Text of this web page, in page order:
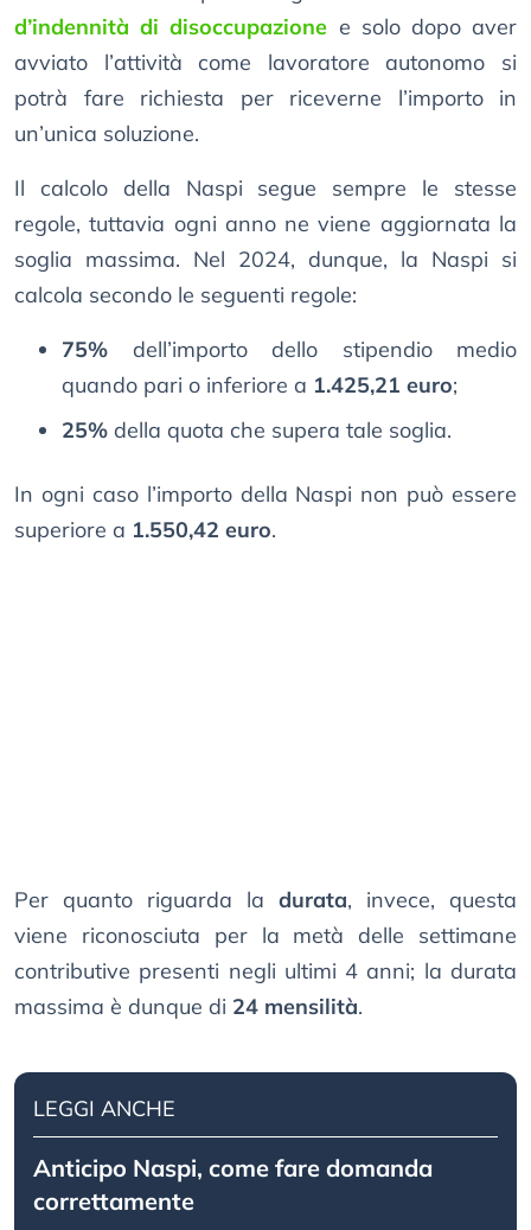
d’indennità di disoccupazione e solo dopo aver
avviato l’attività come lavoratore autonomo si
potrà fare richiesta per riceverne l’importo in
un’unica soluzione.
Il calcolo della Naspi segue sempre le stesse
regole, tuttavia ogni anno ne viene aggiornata la
soglia massima. Nel 2024, dunque, la Naspi si
calcola secondo le seguenti regole:
75% dell’importo dello stipendio medio
quando pari o inferiore a 1.425,21 euro;
25% della quota che supera tale soglia.
In ogni caso l’importo della Naspi non può essere
superiore a 1.550,42 euro.
Per quanto riguarda la durata, invece, questa
viene riconosciuta per la metà delle settimane
contributive presenti negli ultimi 4 anni; la durata
massima è dunque di 24 mensilità.
LEGGI ANCHE
Anticipo Naspi, come fare domanda
correttamente